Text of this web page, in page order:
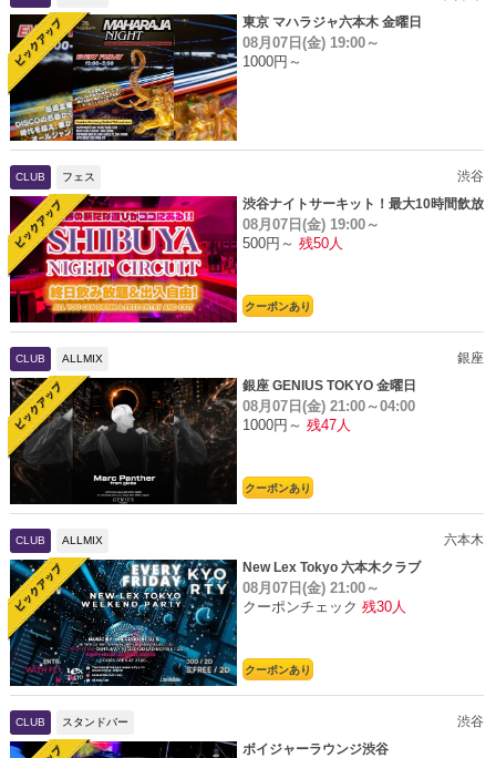
東京 マハラジャ六本木 金曜日
08月07日(金) 19:00～
1000円～
CLUB フェス
渋谷
渋谷ナイトサーキット！最大10時間飲放
題
08月07日(金) 19:00～
500円～ 残50人
クーポンあり
CLUB ALLMIX
銀座
銀座 GENIUS TOKYO 金曜日
08月07日(金) 21:00～04:00
1000円～ 残47人
クーポンあり
CLUB ALLMIX
六本木
New Lex Tokyo 六本木クラブ
08月07日(金) 21:00～
クーポンチェック 残30人
クーポンあり
CLUB スタンドバー
渋谷
ボイジャーラウンジ渋谷